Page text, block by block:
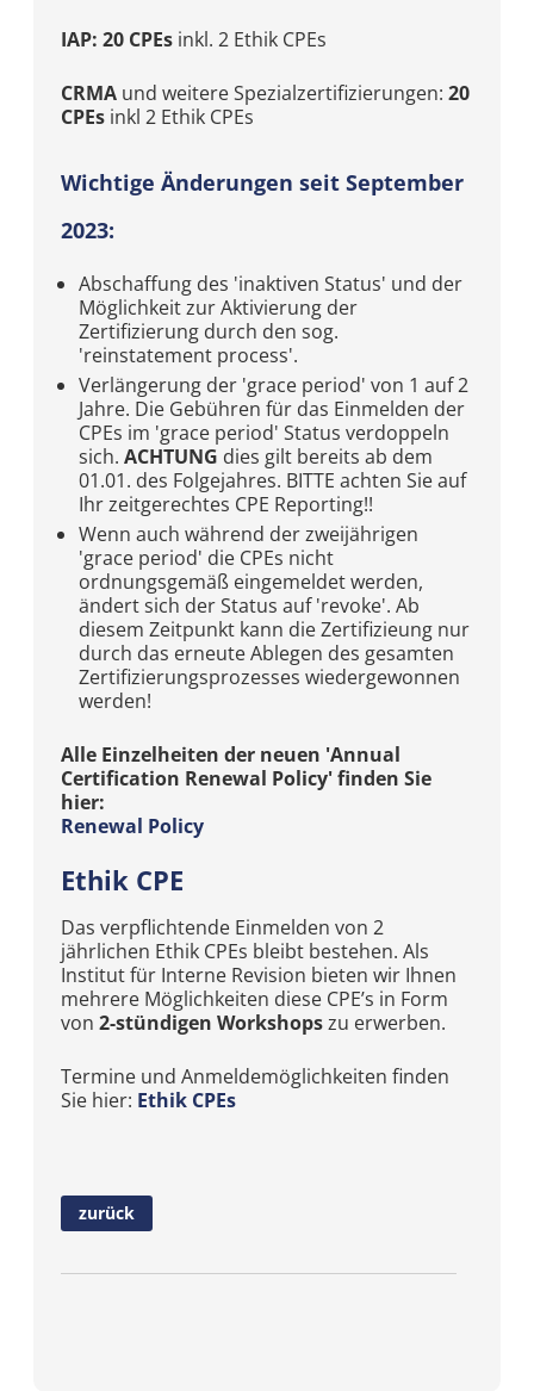
IAP: 20 CPEs inkl. 2 Ethik CPEs
CRMA und weitere Spezialzertifizierungen:20
CPEs inkl 2 Ethik CPEs
Wichtige Änderungen seit September
2023:
Abschaffung des 'inaktiven Status' und der
Möglichkeit zur Aktivierung der
Zertifizierung durch den sog.
'reinstatement process'.
Verlängerung der 'grace period' von 1 auf 2
Jahre. Die Gebühren für das Einmelden der
CPEs im 'grace period' Status verdoppeln
sich.ACHTUNG dies gilt bereits ab dem
01.01. des Folgejahres. BITTE achten Sie auf
Ihr zeitgerechtes CPE Reporting!!
Wenn auch während der zweijährigen
'grace period' die CPEs nicht
ordnungsgemäß eingemeldet werden,
ändert sich der Status auf 'revoke'. Ab
diesem Zeitpunkt kann die Zertifizieung nur
durch das erneute Ablegen des gesamten
Zertifizierungsprozesses wiedergewonnen
werden!
Alle Einzelheiten der neuen 'Annual
Certification Renewal Policy' finden Sie
hier:
Renewal Policy
Ethik CPE
Das verpflichtende Einmelden von 2
jährlichen Ethik CPEs bleibt bestehen. Als
Institut für Interne Revision bieten wir Ihnen
mehrere Möglichkeiten diese CPE’s in Form
von2-stündigen Workshopszu erwerben.
Termine und Anmeldemöglichkeiten finden
Sie hier: Ethik CPEs
zurück